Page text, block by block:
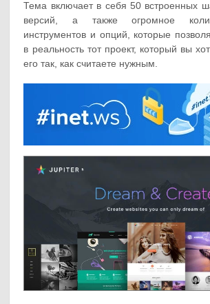
Тема включает в себя 50 встроенных
версий, а также огромное
инструментов и опций, которые
в реальность тот проект, который вы
его так, как считаете нужным.